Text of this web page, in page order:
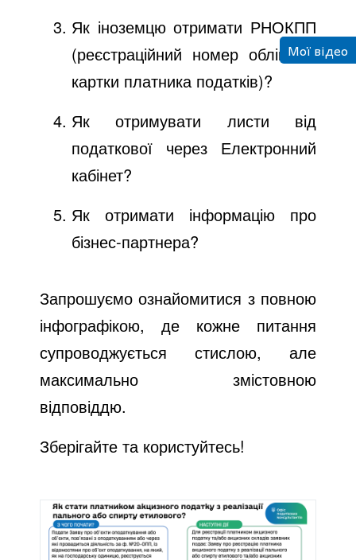
Як іноземцю отримати РНОКПП
(реєстраційний номер облікової
картки платника податків)?
Як отримувати листи від
податкової через Електронний
кабінет?
Як отримати інформацію про
бізнес-партнера?
Запрошуємо ознайомитися з повною
інфографікою, де кожне питання
супроводжується стислою, але
максимально змістовною
відповіддю.
Зберігайте та користуйтесь!
Мої відео